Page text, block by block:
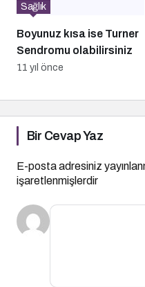
Boyunuz kısa ise Turner
Sendromu olabilirsiniz
Sağlık
11 yıl önce
Bir Cevap Yaz
E-posta adresiniz
işaretlenmişlerdir